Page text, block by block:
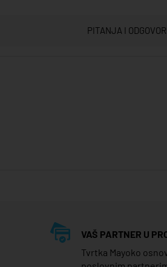
PITANJA I ODGOVORI
VAŠ PARTNER U
Tvrtka Mayoko